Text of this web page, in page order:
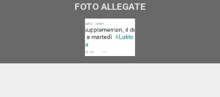
FOTO ALLEGATE